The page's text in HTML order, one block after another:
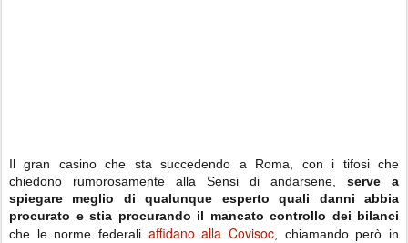
Il gran casino che sta succedendo a Roma, con i tifosi che
chiedono rumorosamente alla Sensi di andarsene, serve a
spiegare meglio di qualunque esperto quali danni abbia
procurato e stia procurando il mancato controllo dei bilanci
che le norme federali affidano alla Covisoc , chiamando però in